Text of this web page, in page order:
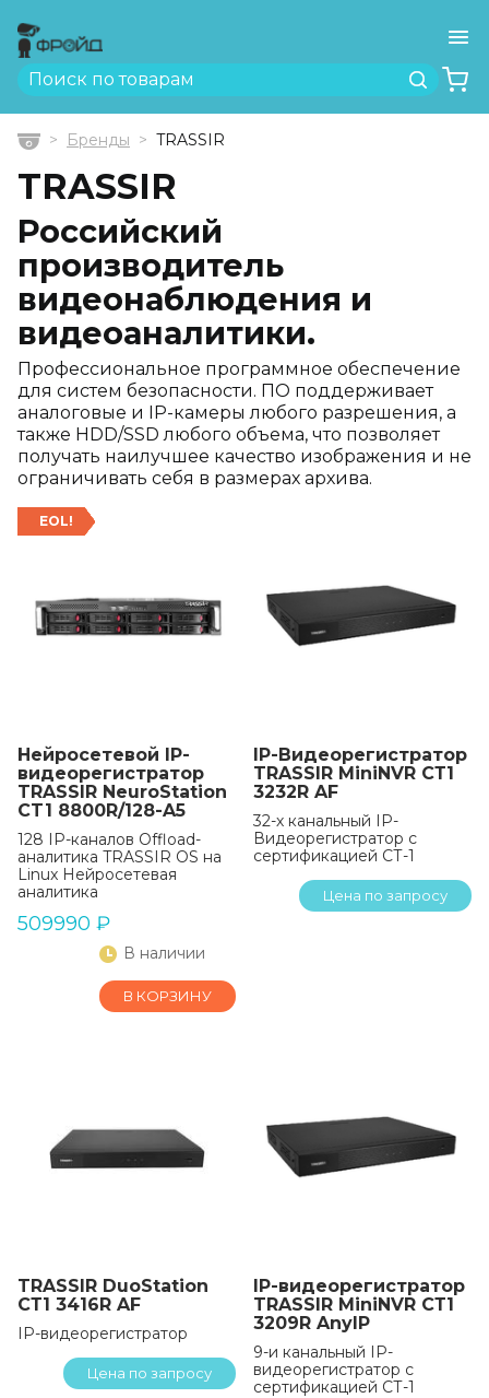
Найти
ГлавнаяБренды TRASSIR
TRASSIR
Российский
производитель
видеонаблюдения и
видеоаналитики.
Профессиональное программное обеспечение
для систем безопасности. ПО поддерживает
аналоговые и IP-камеры любого разрешения, а
также HDD/SSD любого объема, что позволяет
получать наилучшее качество изображения и не
ограничивать себя в размерах архива.
EOL!
Нейросетевой IP-
видеорегистратор
TRASSIR NeuroStation
CT1 8800R/128-A5
128 IP-каналов Offload-
аналитика TRASSIR OS на
Linux Нейросетевая
аналитика
509990 ₽
В наличии
В КОРЗИНУ
IP-Видеорегистратор
TRASSIR MiniNVR СТ1
3232R AF
32-х канальный IP-
Видеорегистратор с
сертификацией СТ-1
Цена по запросу
TRASSIR DuoStation
СТ1 3416R AF
IP-видеорегистратор
Цена по запросу
IP-видеорегистратор
TRASSIR MiniNVR СТ1
3209R AnyIP
9-и канальный IP-
видеорегистратор с
сертификацией СТ-1